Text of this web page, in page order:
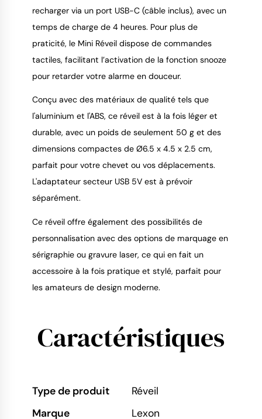
recharger via un port USB-C (câble inclus), avec un
temps de charge de 4 heures. Pour plus de
praticité, le Mini Réveil dispose de commandes
tactiles, facilitant l’activation de la fonction snooze
pour retarder votre alarme en douceur.
Conçu avec des matériaux de qualité tels que
l'aluminium et l'ABS, ce réveil est à la fois léger et
durable, avec un poids de seulement 50 g et des
dimensions compactes de Ø6.5 x 4.5 x 2.5 cm,
parfait pour votre chevet ou vos déplacements.
L'adaptateur secteur USB 5V est à prévoir
séparément.
Ce réveil offre également des possibilités de
personnalisation avec des options de marquage en
sérigraphie ou gravure laser, ce qui en fait un
accessoire à la fois pratique et stylé, parfait pour
les amateurs de design moderne.
Caractéristiques
Type de produit
Réveil
Marque
Lexon